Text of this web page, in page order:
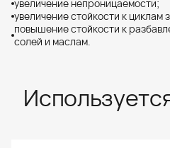
увеличение непроницаемости;
увеличение стойкости к циклам
повышение стойкости к
солей и маслам.